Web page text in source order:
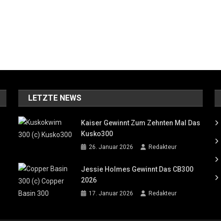
LETZTE NEWS
Kaiser Gewinnt Zum Zehnten Mal Das
Kusko300
26. Januar 2026 Redakteur
Jessie Holmes Gewinnt Das CB300
2026
17. Januar 2026 Redakteur